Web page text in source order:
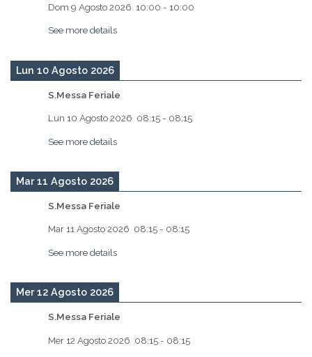
Dom 9 Agosto 2026 10:00 - 10:00
See more details
Lun 10 Agosto 2026
S.Messa Feriale
Lun 10 Agosto 2026 08:15 - 08:15
See more details
Mar 11 Agosto 2026
S.Messa Feriale
Mar 11 Agosto 2026 08:15 - 08:15
See more details
Mer 12 Agosto 2026
S.Messa Feriale
Mer 12 Agosto 2026 08:15 - 08:15